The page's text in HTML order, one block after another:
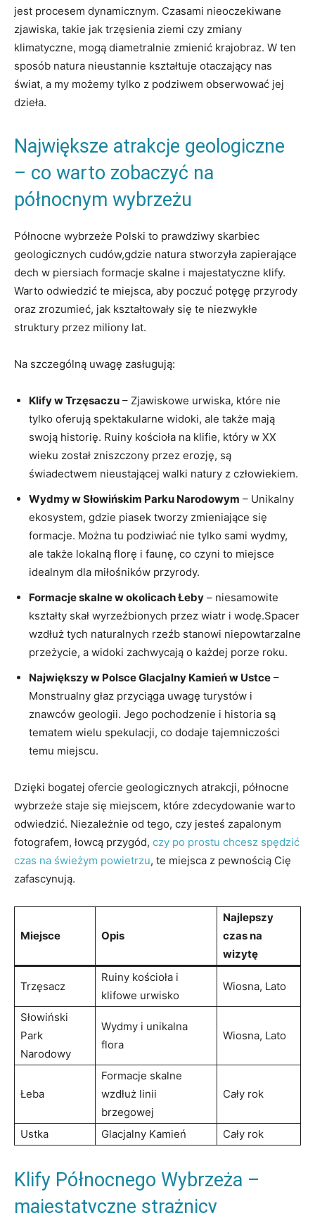
jest procesem dynamicznym. Czasami nieoczekiwane
zjawiska, takie jak trzęsienia ziemi czy zmiany
klimatyczne, mogą diametralnie zmienić krajobraz. W ten
sposób natura nieustannie kształtuje otaczający nas
świat, a my możemy tylko z podziwem obserwować jej
dzieła.
Największe atrakcje geologiczne
– co warto zobaczyć na
północnym wybrzeżu
Północne wybrzeże Polski to prawdziwy skarbiec
geologicznych cudów,gdzie natura stworzyła zapierające
dech w piersiach formacje skalne i majestatyczne klify.
Warto odwiedzić te miejsca, aby poczuć potęgę przyrody
oraz zrozumieć, jak kształtowały się te niezwykłe
struktury przez miliony lat.
Na szczególną uwagę zasługują:
Klify w Trzęsaczu – Zjawiskowe urwiska, które nie
tylko oferują spektakularne widoki, ale także mają
swoją historię. Ruiny kościoła na klifie, który w XX
wieku został zniszczony przez erozję, są
świadectwem nieustającej walki natury z człowiekiem.
Wydmy w Słowińskim Parku Narodowym – Unikalny
ekosystem, gdzie piasek tworzy zmieniające się
formacje. Można tu podziwiać nie tylko sami wydmy,
ale także lokalną florę i faunę, co czyni to miejsce
idealnym dla miłośników przyrody.
Formacje skalne w okolicach Łeby – niesamowite
kształty skał wyrzeźbionych przez wiatr i wodę.Spacer
wzdłuż tych naturalnych rzeźb stanowi niepowtarzalne
przeżycie, a widoki zachwycają o każdej porze roku.
Największy w Polsce Glacjalny Kamień w Ustce –
Monstrualny głaz przyciąga uwagę turystów i
znawców geologii. Jego pochodzenie i historia są
tematem wielu spekulacji, co dodaje tajemniczości
temu miejscu.
Dzięki bogatej ofercie geologicznych atrakcji, północne
wybrzeże staje się miejscem, które zdecydowanie warto
odwiedzić. Niezależnie od tego, czy jesteś zapalonym
fotografem, łowcą przygód, czy po prostu chcesz spędzić
czas na świeżym powietrzu, te miejsca z pewnością Cię
zafascynują.
Miejsce Opis
Najlepszy
czas na
wizytę
Trzęsacz
Ruiny kościoła i
klifowe urwisko
Wiosna, Lato
Słowiński
Park
Narodowy
Wydmy i unikalna
flora
Wiosna, Lato
Łeba
Formacje skalne
wzdłuż linii
brzegowej
Cały rok
Ustka Glacjalny Kamień Cały rok
Klify Północnego Wybrzeża –
majestatyczne strażnicy